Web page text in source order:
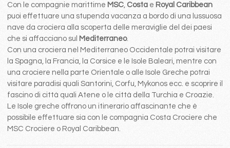
Con le compagnie marittime MSC, Costa e Royal Caribbean
puoi effettuare una stupenda vacanza a bordo di una lussuosa
nave da crociera alla scoperta delle meraviglie del dei paesi
che si affacciano sul Mediterraneo.
Con una crociera nel Mediterraneo Occidentale potrai visitare
la Spagna, la Francia, la Corsice e le Isole Baleari, mentre con
una crociere nella parte Orientale o alle Isole Greche potrai
visitare paradisi quali Santorini, Corfu, Mykonos ecc. e scoprire il
fascino di città quali Atene o le città della Turchia e Croazie.
Le Isole greche offrono un itinerario affascinante che è
possibile effettuare sia con le compagnia Costa Crociere che
MSC Crociere o Royal Caribbean.